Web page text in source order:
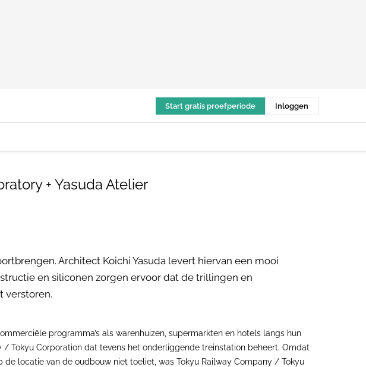
Start gratis proefperiode Inloggen
+ Yasuda Atelier
Architect Koichi Yasuda levert hiervan een mooi
en siliconen zorgen ervoor dat de trillingen en
verstoren.
programma’s als warenhuizen, supermarkten en hotels langs hun
Tokyu Corporation dat tevens het onderliggende treinstation beheert. Omdat
locatie van de oudbouw niet toeliet, was Tokyu Railway Company / Tokyu